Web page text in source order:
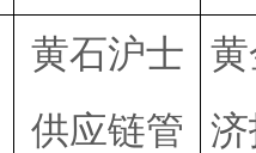
黄石沪士
供应链管